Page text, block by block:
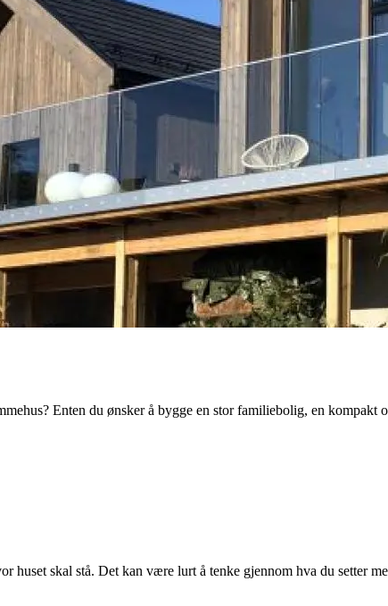
Enten du ønsker å bygge en stor familiebolig, en
huset skal stå. Det kan være lurt å tenke gjennom hva du setter